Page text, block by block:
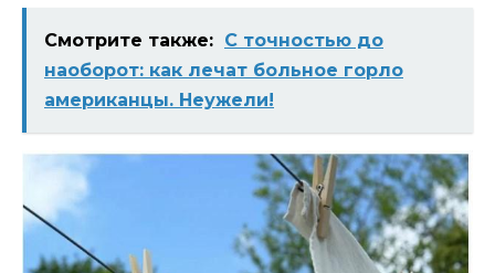
Смотрите также: С точностью до
наоборот: как лечат больное горло
американцы. Неужели!